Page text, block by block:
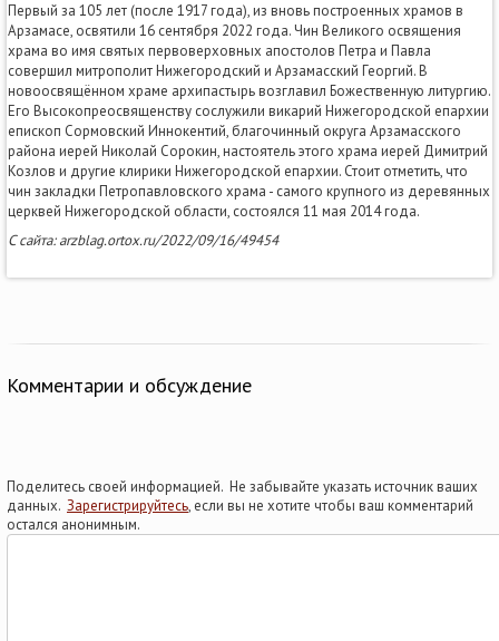
Первый за 105 лет (после 1917 года), из вновь построенных храмов в
Арзамасе, освятили 16 сентября 2022 года. Чин Великого освящения
храма во имя святых первоверховных апостолов Петра и Павла
совершил митрополит Нижегородский и Арзамасский Георгий. В
новоосвящённом храме архипастырь возглавил Божественную литургию.
Его Высокопреосвященству сослужили викарий Нижегородской епархии
епископ Сормовский Иннокентий, благочинный округа Арзамасского
района иерей Николай Сорокин, настоятель этого храма иерей Димитрий
Козлов и другие клирики Нижегородской епархии. Стоит отметить, что
чин закладки Петропавловского храма - самого крупного из деревянных
церквей Нижегородской области, состоялся 11 мая 2014 года.
С сайта: arzblag.ortox.ru/2022/09/16/49454
Комментарии и обсуждение
Поделитесь своей информацией. Не забывайте указать источник ваших
данных. Зарегистрируйтесь, если вы не хотите чтобы ваш комментарий
остался анонимным.